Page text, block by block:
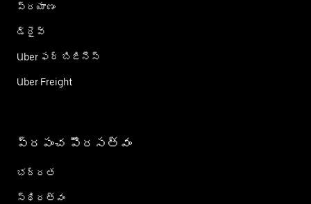
ప్రయాణం
డ్రైవ్
Uber ఫర్ బిజినెస్
Uber Freight
ప్రపంచ పౌరసత్వం
భద్రత
స్థిరత్వం